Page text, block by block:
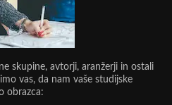
skupine, avtorji, aranžerji in ostali
vas, da nam vaše studijske
obrazca: